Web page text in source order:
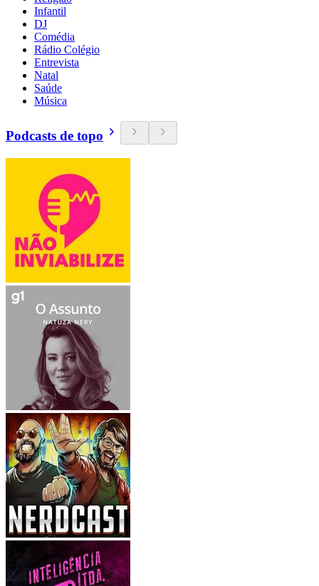
Infantil
DJ
Comédia
Rádio Colégio
Entrevista
Natal
Saúde
Música
Podcasts de topo